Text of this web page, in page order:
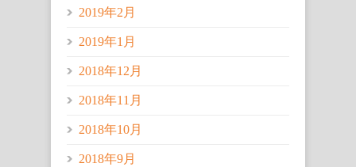
2019年2月
2019年1月
2018年12月
2018年11月
2018年10月
2018年9月